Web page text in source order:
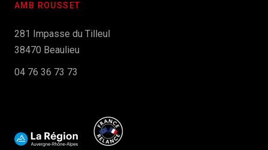
AMB ROUSSET
281 Impasse du Tilleul
38470 Beaulieu
04 76 36 73 73